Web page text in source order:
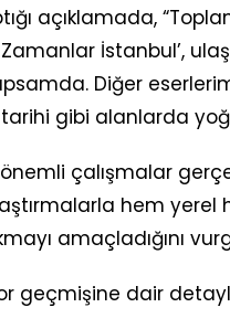
açıklamada,
İstanbul’,
Diğer
gibi alanlarda
önemli çalışmalar
hem yerel
amaçladığını
geçmişine dair